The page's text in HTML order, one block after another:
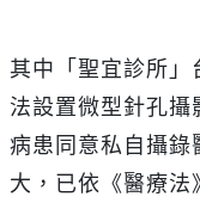
其中「聖宜診所」
法設置微型針孔攝
病患同意私自攝錄
大，已依《醫療法